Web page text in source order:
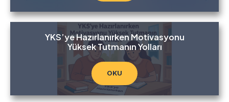
YKS’ye Hazırlanırken Motivasyonu
Yüksek Tutmanın Yolları
OKU